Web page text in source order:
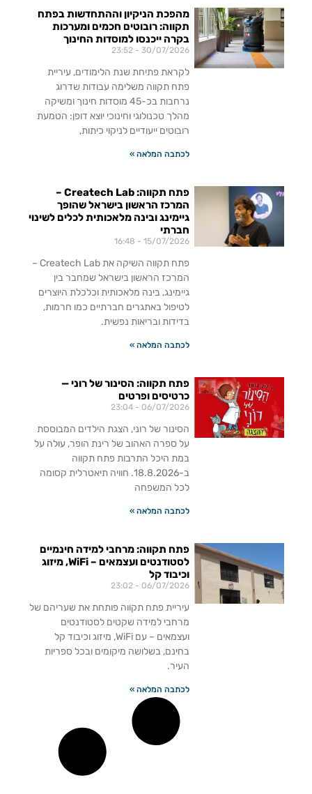
מהפכת הניקיון וההתחדשות בפתח
תקווה: רובוטים חכמים ומערכות
בקרה ייכנסו למוסדות החינוך
30/07/2026
לקראת פתיחת שנת הלימודים, עיריית
פתח תקווה משלימה עבודות שדרוג
נרחבות בכ-45 מוסדות חינוך ומשיקה
מהלך טכנולוגי וחינוכי יוצא דופן: הטמעת
רובוטים ייעודיים לניקוי כיתות,
לכתבה המלאה »
פתח תקווה: Createch Lab –
המרכז הראשון בישראל שהופך
גיימינג ובינה מלאכותית לכלים לשינוי
חברתי
15/07/2026
פתח תקווה השיקה את Createch Lab –
המרכז הראשון בישראל שמחבר בין
גיימינג, בינה מלאכותית וכלכלת היוצרים
לטיפול באתגרים חברתיים כמו חרמות,
בדידות ובריאות נפשית.
לכתבה המלאה »
פתח תקווה: הסינור של רוני —
כרטיסים ופרטים
06/07/2026
הסינור של רוני, הצגת הילדים המבוססת
על ספרה האהוב של רינת הופר, עולה על
במת היכל התרבות פתח תקווה
ב-18.8.2026. חוויה תיאטרלית קסומה
לכל המשפחה
לכתבה המלאה »
פתח תקווה: מרחבי למידה חינמיים
לסטודנטים ועצמאים – WiFi, מיזוג
וכיבוד קל
06/07/2026
עיריית פתח תקווה פותחת את שעריהם של
מרחבי למידה שקטים לסטודנטים
ועצמאים – עם WiFi, מיזוג וכיבוד קל
בחינם, בשלושה מיקומים ובכל ספריות
העיר.
לכתבה המלאה »